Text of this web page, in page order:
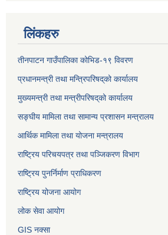
लिंकहरु
तीनपाटन गाउँपालिका कोभिड-१९ विवरण
प्रधानमन्त्री तथा मन्त्रिपरिषद्‌को कार्यालय
मुख्यमन्त्री तथा मन्त्रीपरिषद्‌को कार्यालय
सङ्घीय मामिला तथा सामान्य प्रशासन मन्त्रालय
आर्थिक मामिला तथा योजना मन्त्रालय
राष्ट्रिय परिचयपत्र तथा पञ्जिकरण विभाग
राष्ट्रिय पुनर्निर्माण प्राधिकरण
राष्ट्रिय योजना आयोग
लोक सेवा आयोग
GIS नक्सा